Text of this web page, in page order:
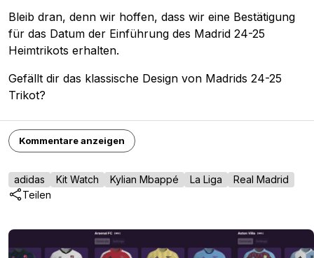
Bleib dran, denn wir hoffen, dass wir eine Bestätigung
für das Datum der Einführung des Madrid 24-25
Heimtrikots erhalten.
Gefällt dir das klassische Design von Madrids 24-25
Trikot?
Kommentare anzeigen
adidas Kit Watch Kylian Mbappé La Liga
Real Madrid
Teilen